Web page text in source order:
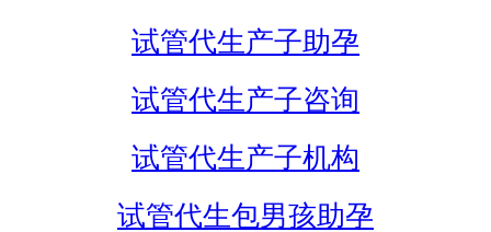
试管代生产子助孕
试管代生产子咨询
试管代生产子机构
试管代生包男孩助孕